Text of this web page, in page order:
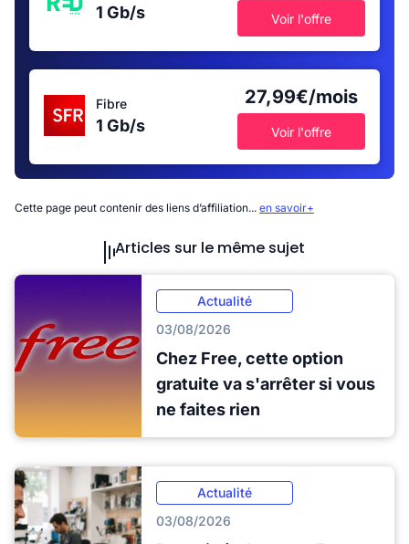
1 Gb/s Voir l'offre
Fibre
1 Gb/s
27,99€/mois
Voir l'offre
Cette page peut contenir des liens d’affiliation... en savoir+
Articles sur le même sujet
Actualité
03/08/2026
Chez Free, cette option
gratuite va s'arrêter si vous
ne faites rien
Actualité
03/08/2026